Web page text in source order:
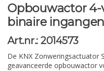
Opbouwactor 4-
binaire ingangen
Art.nr.: 2014573
De KNX Zonweringsactuator
geavanceerde opbouwactor